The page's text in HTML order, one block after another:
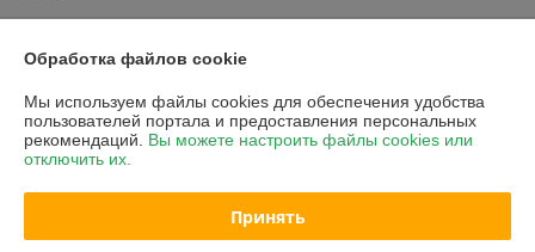
Доставка и оплата
График работы
Обработка файлов cookie
Мы используем файлы cookies для обеспечения удобства
пользователей портала и предоставления персональных
рекомендаций. Вы можете настроить файлы cookies или
отключить их.
Принять